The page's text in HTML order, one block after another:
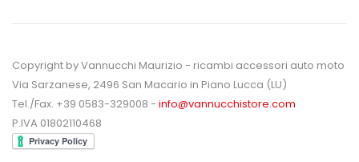
Copyright by Vannucchi Maurizio - ricambi accessori auto moto
Via Sarzanese, 2496 San Macario in Piano Lucca (LU)
Tel./Fax. +39 0583-329008 - info@vannucchistore.com
P.IVA 01802110468